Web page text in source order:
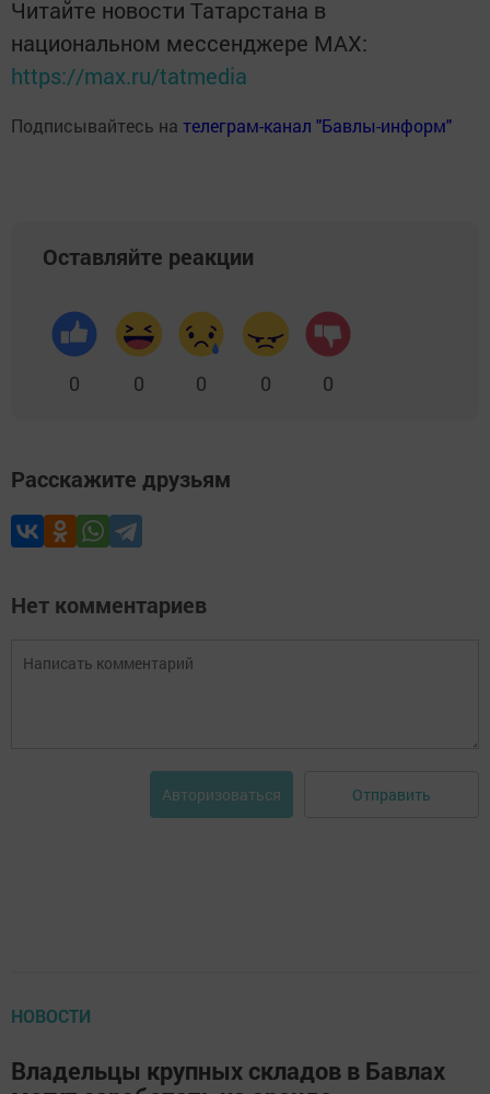
Читайте новости Татарстана в
национальном мессенджере MАХ:
https://max.ru/tatmedia
Подписывайтесь на телеграм-канал "Бавлы-информ"
Оставляйте реакции
0 0 0 0 0
Расскажите друзьям
Нет комментариев
Авторизоваться Отправить
НОВОСТИ
Владельцы крупных складов в Бавлах